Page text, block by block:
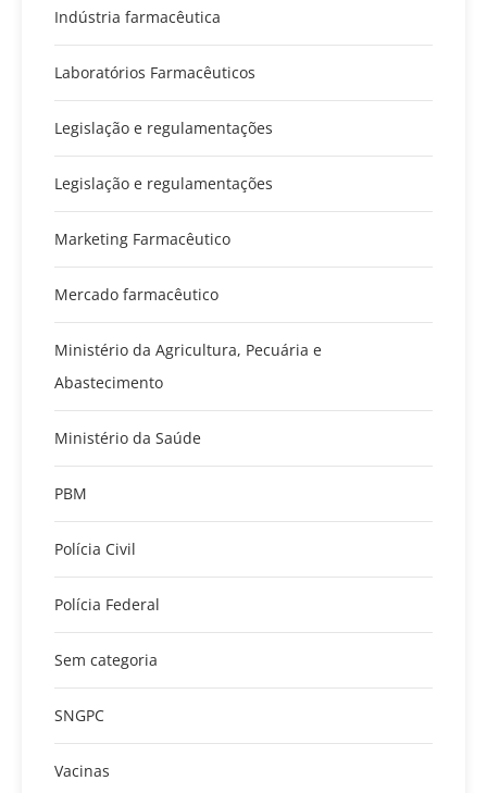
Indústria farmacêutica
Laboratórios Farmacêuticos
Legislação e regulamentações
Legislação e regulamentações
Marketing Farmacêutico
Mercado farmacêutico
Ministério da Agricultura, Pecuária e
Abastecimento
Ministério da Saúde
PBM
Polícia Civil
Polícia Federal
Sem categoria
SNGPC
Vacinas